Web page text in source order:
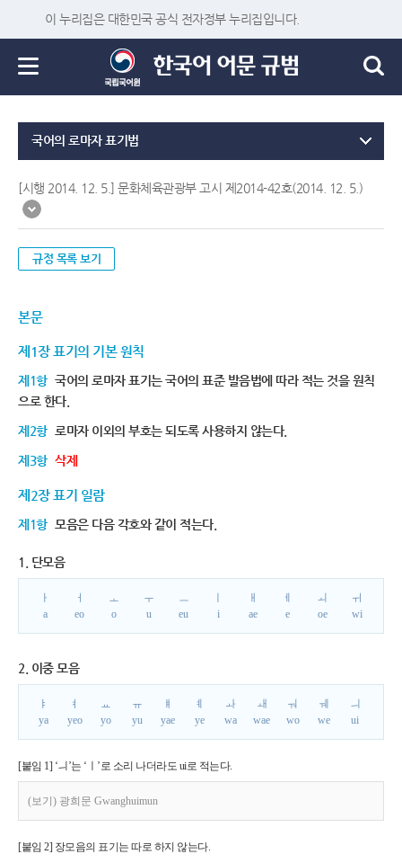
이 누리집은 대한민국 공식 전자정부 누리집입니다.
국어의 로마자 표기법
[시행 2014. 12. 5.] 문화체육관광부 고시 제2014-42호(2014. 12. 5.)
규정 목록 보기
본문
제1장 표기의 기본 원칙
제1항 국어의 로마자 표기는 국어의 표준 발음법에 따라 적는 것을 원칙
으로 한다.
제2항 로마자 이외의 부호는 되도록 사용하지 않는다.
제3항 삭제
제2장 표기 일람
제1항 모음은 다음 각호와 같이 적는다.
1. 단모음
ㅏ
a
ㅓ
eo
ㅗ
o
ㅜ
u
ㅡ
eu
i
ㅐ
ae
ㅔ
e
ㅚ
oe
ㅟ
wi
2. 이중 모음
ㅑ
ya
ㅕ
yeo
ㅛ
yo
ㅠ
yu
ㅒ
yae
ㅖ
ye
ㅘ
wa
ㅙ
wae
ㅝ
wo
ㅞ
we
ㅢ
ui
[붙임 1] ‘ㅢ’는 ‘ㅣ’로 소리 나더라도 ui로 적는다.
(보기) 광희문 Gwanghuimun
[붙임 2] 장모음의 표기는 따로 하지 않는다.